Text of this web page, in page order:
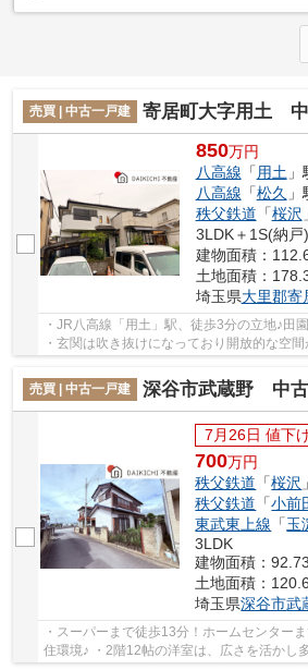
売買 | 中古一戸建 寄居町大字用土
850万円
八高線 「用土
八高線 「松久
秩父鉄道 「桜沢
3LDK＋1S(納戸)
建物面積：
土地面積：
埼玉県大里郡寄
・JR八高線「用土」駅、徒歩3分の立地♪田
・玄関は吹き抜けになっており開放的な空間
とりある空間でご家族でも過ごしやすい間取
売買 | 中古一戸建
深谷市武蔵野 中
7月26日 値下
700万円
秩父鉄道 「桜沢
秩父鉄道 「小前
東武東上線 「玉
3LDK
建物面積：
土地面積：
埼玉県深谷市武
・スーパーまで徒歩13分！ホームセンター
住環境♪ ・2階12帖の洋室は、広さを活かし